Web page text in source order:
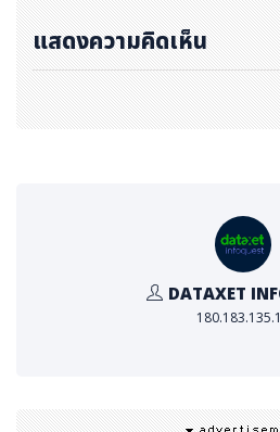
น้าพัฒนาเครือข่ายการขนส่งระหว่
ละมีประสิทธิภาพอย่างต่อเนื่อง โด
หนึ่งในฐานการผลิตหลักของภูมิภา
และมีบทบาทสำคัญในเครือข่ายโล
ตัวขึ้นผ่านโครงการต่าง ๆ เช่น ก
นทาง และการพัฒนาสถานีขนส่งสิ
ดหวังมากขึ้นว่า การขนส่งสินค้าทา
ขณะเดียวกัน การขนส่งสินค้าทาง
แสดงความคิดเห็น
DATAXET